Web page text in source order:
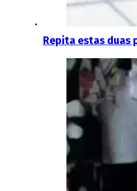
Repita estas duas